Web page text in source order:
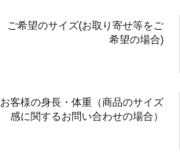
ご希望のサイズ(お取り寄せ等をご
希望の場合)
お客様の身長・体重（商品のサイズ
感に関するお問い合わせの場合）